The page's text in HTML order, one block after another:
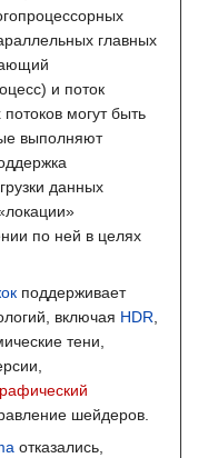
главных
и поток
могут быть
выполняют
данных
по ней в целях
поддерживает
включая HDR,
тени,
шейдеров.
отказались,